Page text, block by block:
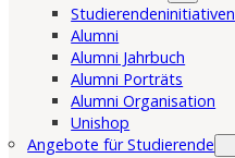
Studierendeninitiativen
Alumni
Alumni Jahrbuch
Alumni Porträts
Alumni Organisation
Unishop
Angebote für Studierende